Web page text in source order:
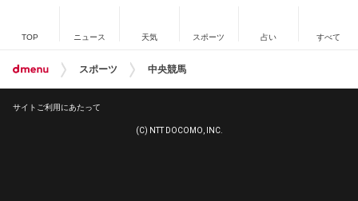
TOP ニュース 天気 スポーツ 占い すべて
スポーツ 中央競馬
サイトご利用にあたって
(C) NTT DOCOMO, INC.